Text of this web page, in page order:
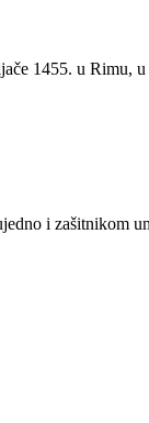
1455. u Rimu,
i zašitnikom